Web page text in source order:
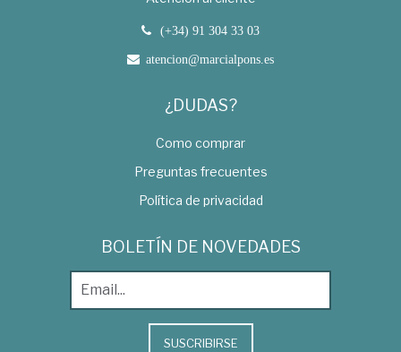
(+34) 91 304 33 03
atencion@marcialpons.es
¿DUDAS?
Como comprar
Preguntas frecuentes
Política de privacidad
BOLETÍN DE NOVEDADES
SUSCRIBIRSE